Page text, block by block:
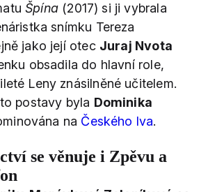
Špína(2017) si ji vybrala
snímku Tereza
jako její otec Juraj Nvota
obsadila do hlavní role,
Leny znásilněné učitelem.
postavy byla Dominika
na Českého lva.
se věnuje i Zpěvu a